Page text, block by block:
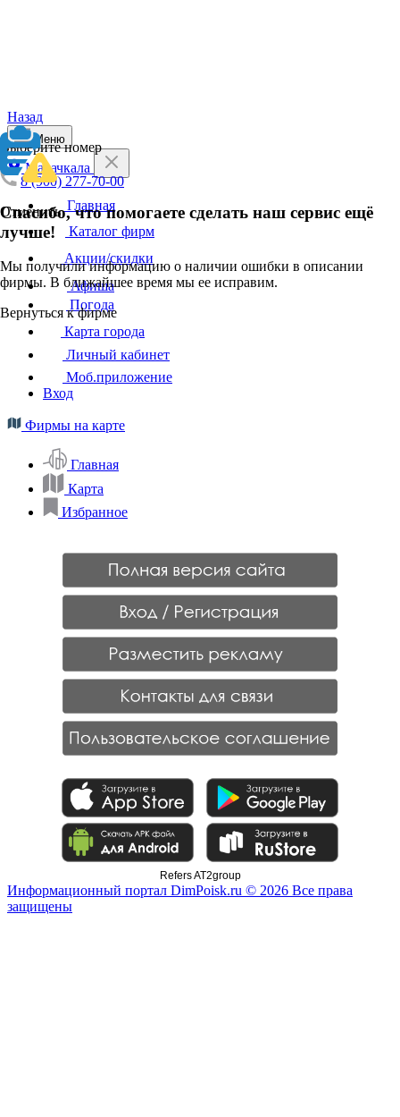
Назад
Выберите номер
8 (900) 277-70-00
Отменить
Спасибо, что помогаете сделать наш сервис ещё
лучше!
Мы получили информацию о наличии ошибки в описании
фирмы. В ближайшее время мы ее исправим.
Вернуться к фирме
Меню
Махачкала
Главная
Каталог фирм
Акции/скидки
Афиша
Погода
Карта города
Личный кабинет
Моб.приложение
Вход
Фирмы на карте
Главная
Карта
Избранное
Refers AT2group
Информационный портал DimPoisk.ru © 2026 Все права
защищены